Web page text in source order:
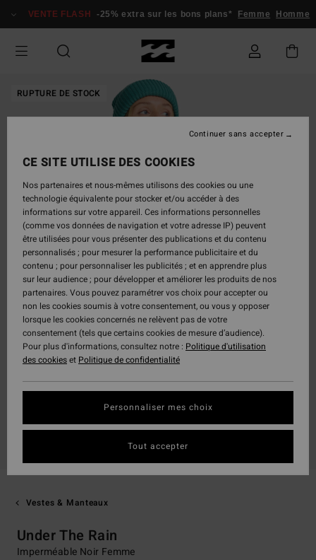
VENTE FLASH -25% extra sur les bons plans* Femme Homme
RUPTURE DE STOCK
Vestes & Manteaux
Under The Rain
Imperméable Noir Femme
CE SITE UTILISE DES COOKIES
Nos partenaires et nous-mêmes utilisons des cookies ou une
technologie équivalente pour stocker et/ou accéder à des
informations sur votre appareil. Ces informations personnelles
(comme vos données de navigation et votre adresse IP) peuvent
être utilisées pour vous présenter des publications et du contenu
personnalisés ; pour mesurer la performance publicitaire et du
contenu ; pour personnaliser les publicités ; et en apprendre plus
sur leur audience ; pour développer et améliorer les produits de nos
partenaires. Vous pouvez paramétrer vos choix pour accepter ou
non les cookies soumis à votre consentement, ou vous y opposer
lorsque les cookies concernés ne relèvent pas de votre
consentement (tels que certains cookies de mesure d’audience).
Pour plus d'informations, consultez notre : Politique d'utilisation
des cookieset Politique de confidentialité
Personnaliser mes choix
Continuer sans accepter
Tout accepter